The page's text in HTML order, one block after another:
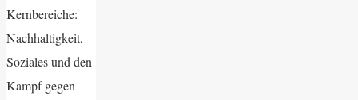
Kernbereiche:
Nachhaltigkeit,
Soziales und den
Kampf gegen